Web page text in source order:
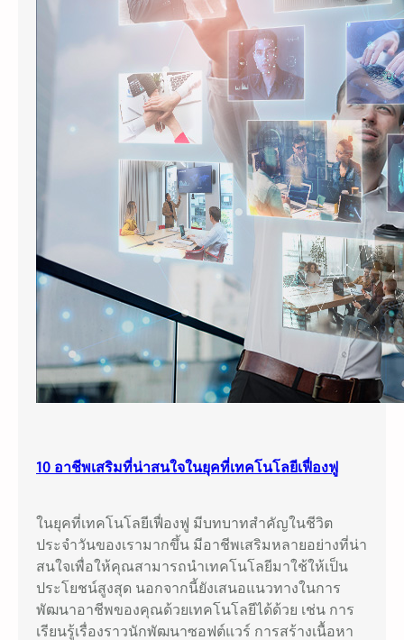
10 อาชีพเสริมที่น่าสนใจในยุคที่เทคโนโลยีเฟื่องฟู
ในยุคที่เทคโนโลยีเฟื่องฟู มีบทบาทสำคัญในชีวิต
ประจำวันของเรามากขึ้น มีอาชีพเสริมหลายอย่างที่น่า
สนใจเพื่อให้คุณสามารถนำเทคโนโลยีมาใช้ให้เป็น
ประโยชน์สูงสุด นอกจากนี้ยังเสนอแนวทางในการ
พัฒนาอาชีพของคุณด้วยเทคโนโลยีได้ด้วย เช่น การ
เรียนรู้เรื่องราวนักพัฒนาซอฟต์แวร์ การสร้างเนื้อหา